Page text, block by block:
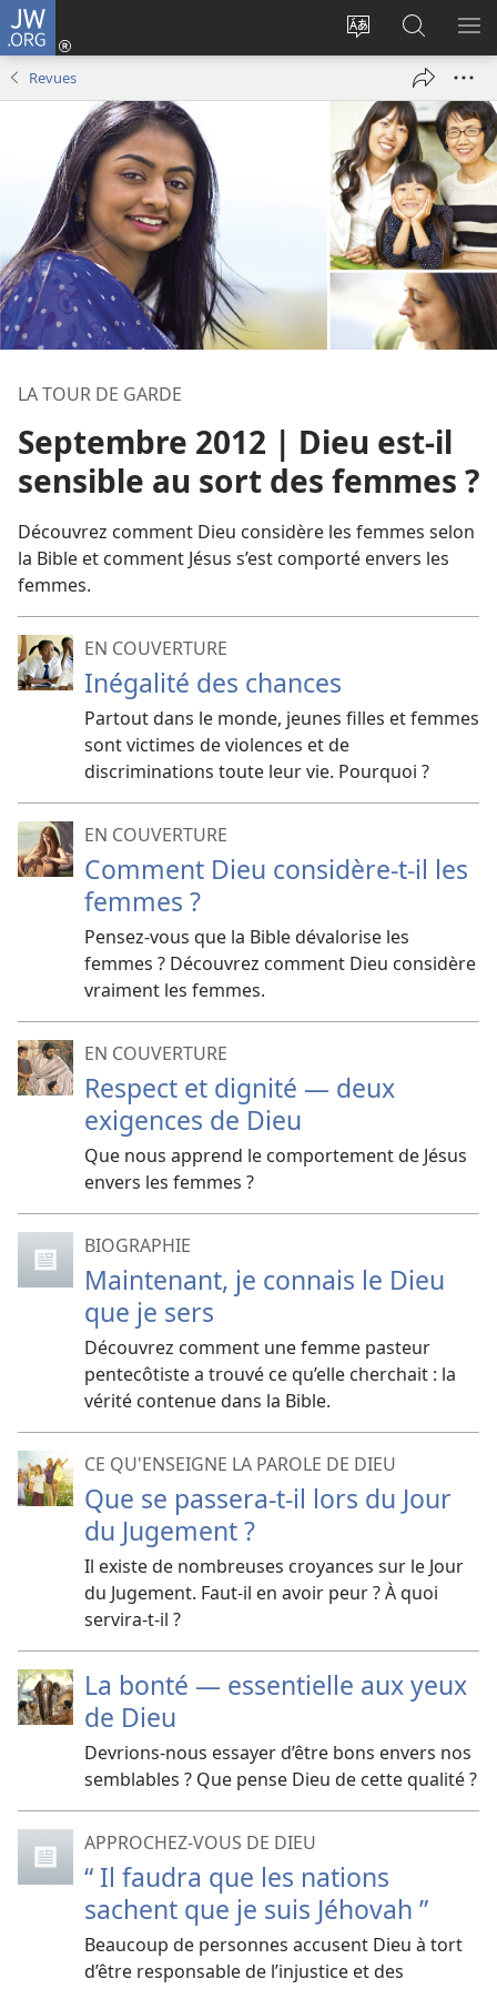
JW.ORG
Changer
langue
du
site
Se
connecter
nouvelle
fenêtre)
sur
JW.ORG
Revues
LA TOUR DE GARDE
Septembre 2012 | Dieu est-il
sensible au sort des femmes ?
Découvrez comment Dieu considère les femmes selon
la Bible et comment Jésus s’est comporté envers les
femmes.
EN COUVERTURE
Inégalité des chances
Partout dans le monde, jeunes filles et femmes
sont victimes de violences et de
discriminations toute leur vie. Pourquoi ?
EN COUVERTURE
Comment Dieu considère-t-il les
femmes ?
Pensez-vous que la Bible dévalorise les
femmes ? Découvrez comment Dieu considère
vraiment les femmes.
EN COUVERTURE
Respect et dignité — deux
exigences de Dieu
Que nous apprend le comportement de Jésus
envers les femmes ?
BIOGRAPHIE
Maintenant, je connais le Dieu
que je sers
Découvrez comment une femme pasteur
pentecôtiste a trouvé ce qu’elle cherchait : la
vérité contenue dans la Bible.
CE QU'ENSEIGNE LA PAROLE DE DIEU
Que se passera-t-il lors du Jour
du Jugement ?
Il existe de nombreuses croyances sur le Jour
du Jugement. Faut-il en avoir peur ? À quoi
servira-t-il ?
La bonté — essentielle aux yeux
de Dieu
Devrions-nous essayer d’être bons envers nos
semblables ? Que pense Dieu de cette qualité ?
APPROCHEZ-VOUS DE DIEU
“ Il faudra que les nations
sachent que je suis Jéhovah ”
Beaucoup de personnes accusent Dieu à tort
d’être responsable de l’injustice et des